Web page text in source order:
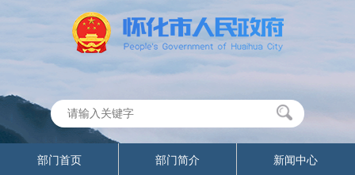
部门首页 部门简介 新闻中心